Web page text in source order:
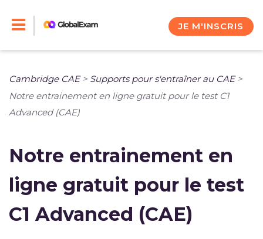
JE M'INSCRIS
Cambridge CAE> Supports pour s'entraîner au CAE>
Notre entrainement en ligne gratuit pour le test C1
Advanced (CAE)
Notre entrainement en
ligne gratuit pour le test
C1 Advanced (CAE)